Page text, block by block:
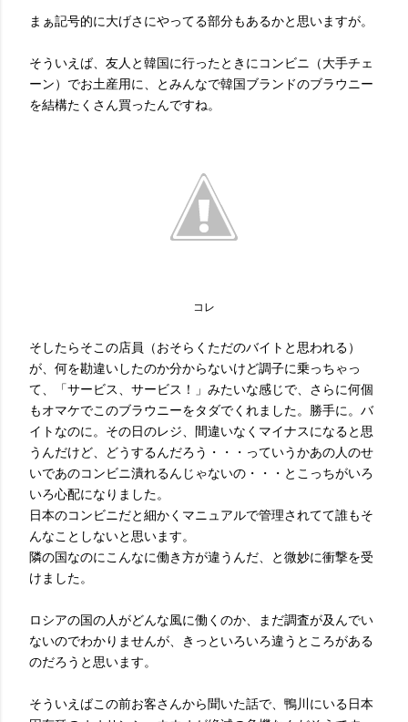
まぁ記号的に大げさにやってる部分もあるかと思いますが。
そういえば、友人と韓国に行ったときにコンビニ（大手チェ
ーン）でお土産用に、とみんなで韓国ブランドのブラウニー
を結構たくさん買ったんですね。
コレ
そしたらそこの店員（おそらくただのバイトと思われる）
が、何を勘違いしたのか分からないけど調子に乗っちゃっ
て、「サービス、サービス！」みたいな感じで、さらに何個
もオマケでこのブラウニーをタダでくれました。勝手に。バ
イトなのに。その日のレジ、間違いなくマイナスになると思
うんだけど、どうするんだろう・・・っていうかあの人のせ
いであのコンビニ潰れるんじゃないの・・・とこっちがいろ
いろ心配になりました。
日本のコンビニだと細かくマニュアルで管理されてて誰もそ
んなことしないと思います。
隣の国なのにこんなに働き方が違うんだ、と微妙に衝撃を受
けました。
ロシアの国の人がどんな風に働くのか、まだ調査が及んでい
ないのでわかりませんが、きっといろいろ違うところがある
のだろうと思います。
そういえばこの前お客さんから聞いた話で、鴨川にいる日本